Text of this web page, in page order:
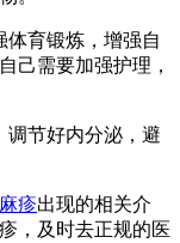
体育锻炼，增强自
己需要加强护理，
调节好内分泌，避
疹出现的相关介
，及时去正规的医